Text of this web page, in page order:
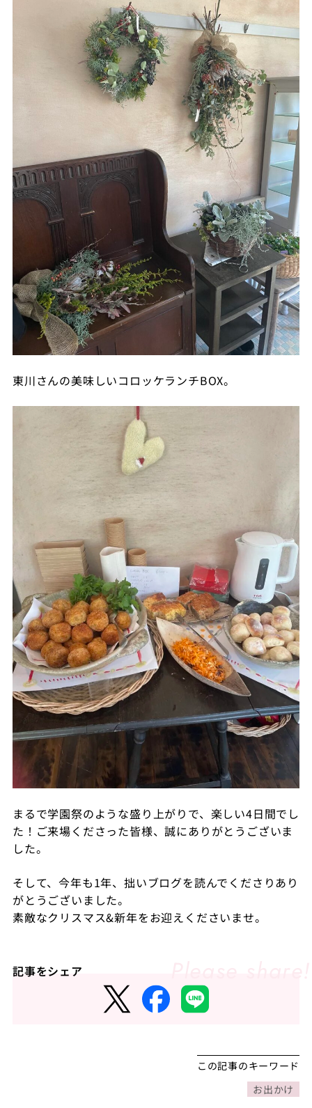
東川さんの美味しいコロッケランチBOX。
まるで学園祭のような盛り上がりで、楽しい4日間でし
た！ご来場くださった皆様、誠にありがとうございま
した。
そして、今年も1年、拙いブログを読んでくださりあり
がとうございました。
素敵なクリスマス&新年をお迎えくださいませ。
記事をシェア
この記事のキーワード
お出かけ